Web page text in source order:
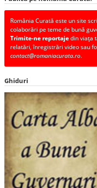
România Curată este un site
colaborări pe teme de bună
Trimite-ne reportajedin viața
relatări, înregistrări video sau
contact@romaniacurata.ro.
Ghiduri